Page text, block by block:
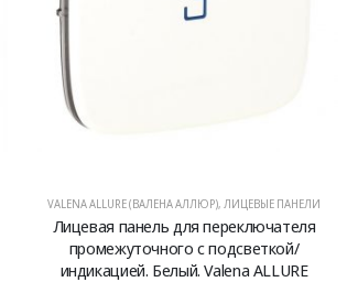
VALENA ALLURE (ВАЛЕНА АЛЛЮР), ЛИЦЕВЫЕ ПАНЕЛИ
Лицевая панель для переключателя
промежуточного с подсветкой/
индикацией. Белый. Valena ALLURE